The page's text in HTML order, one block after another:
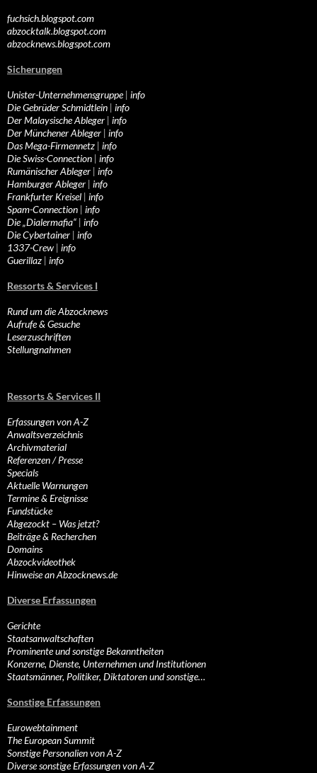
fuchsich.blogspot.com
abzocktalk.blogspot.com
abzocknews.blogspot.com
Sicherungen
Unister-Unternehmensgruppe| info
Die Gebrüder Schmidtlein | info
Der Malaysische Ableger | info
Der Münchener Ableger | info
Das Mega-Firmennetz | info
Die Swiss-Connection | info
Rumänischer Ableger | info
Hamburger Ableger | info
Frankfurter Kreisel | info
Spam-Connection | info
Die „Dialermafia“ | info
Die Cybertainer | info
1337-Crew | info
Guerillaz | info
Ressorts & Services I
Rund um die Abzocknews
Aufrufe & Gesuche
Leserzuschriften
Stellungnahmen
Ressorts & Services II
Erfassungen von A-Z
Anwaltsverzeichnis
Archivmaterial
Referenzen / Presse
Specials
Aktuelle Warnungen
Termine & Ereignisse
Fundstücke
Abgezockt – Was jetzt?
Beiträge & Recherchen
Domains
Abzockvideothek
Hinweise an Abzocknews.de
Diverse Erfassungen
Gerichte
Staatsanwaltschaften
Prominente und sonstige Bekanntheiten
Konzerne, Dienste, Unternehmen und Institutionen
Staatsmänner, Politiker, Diktatoren und sonstige…
Sonstige Erfassungen
Eurowebtainment
The European Summit
Sonstige Personalien von A-Z
Diverse sonstige Erfassungen von A-Z